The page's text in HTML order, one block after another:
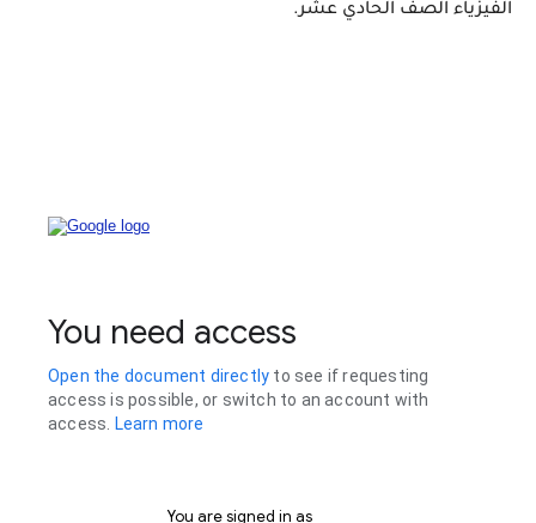
الفيزياء الصف الحادي عشر.